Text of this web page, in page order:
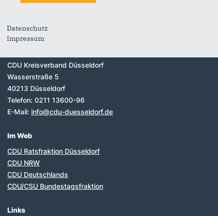
Fußbereich
CDU Kreisverband Düsseldorf
Wasserstraße 5
40213 Düsseldorf
Telefon: 0211 13600-96
E-Mail: info@cdu-duesseldorf.de
Im Web
CDU Ratsfraktion Düsseldorf
CDU NRW
CDU Deutschlands
CDU/CSU Bundestagsfraktion
Links
Datenschutz
Impressum